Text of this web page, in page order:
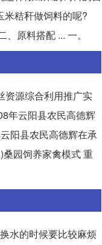
米秸秆做饲料的呢?
原料搭配 ... 一。
资源综合利用推广实
年云阳县农民高德辉
阳县农民高德辉在承
园饲养家禽模式 重
水的时候要比较麻烦